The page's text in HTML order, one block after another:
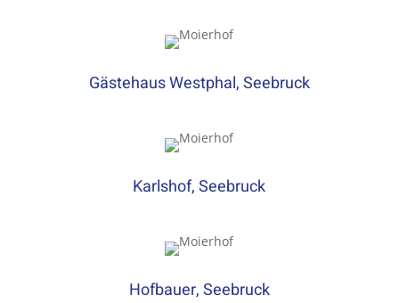
Gästehaus Westphal, Seebruck
Karlshof, Seebruck
Hofbauer, Seebruck